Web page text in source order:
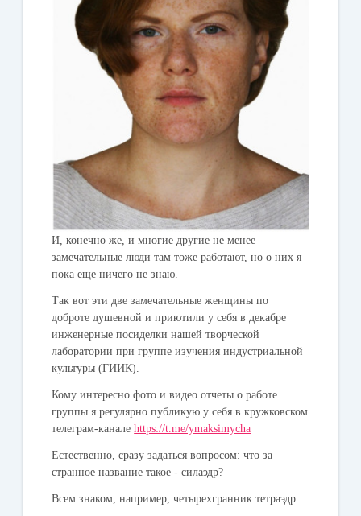
И, конечно же, и многие другие не менее
замечательные люди там тоже работают, но о них я
пока еще ничего не знаю.
Так вот эти две замечательные женщины по
доброте душевной и приютили у себя в декабре
инженерные посиделки нашей творческой
лаборатории при группе изучения индустриальной
культуры (ГИИК).
Кому интересно фото и видео отчеты о работе
группы я регулярно публикую у себя в кружковском
телеграм-каналеhttps://t.me/ymaksimycha
Естественно, сразу задаться вопросом: что за
странное название такое - силаэдр?
Всем знаком, например, четырехгранник тетраэдр.